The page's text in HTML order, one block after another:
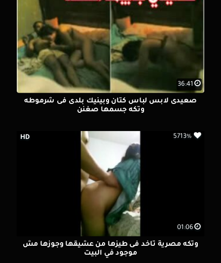
36:41
صعيدى لابس لباس كتان وبينيك بلدى فى شرموطه
وتكه جسمها صغنن
01:06
HD 5713%
وتكه مصرية تاخد فى طيزها من عشيقها وجوزها مش
موجود في البيت